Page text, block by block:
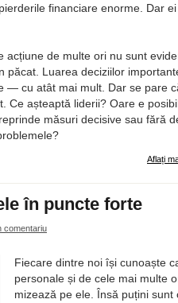
financiare enorme. Dar
acțiune de multe ori nu sunt
păcat. Luarea deciziilor
— cu atât mai mult. Dar se pare
Ce așteaptă liderii? Oare e
măsuri decisive sau fără
Aflați
în puncte forte
comentariu
Fiecare dintre noi își cunoaște
personale și de cele mai multe
mizează pe ele. Însă puțini sunt